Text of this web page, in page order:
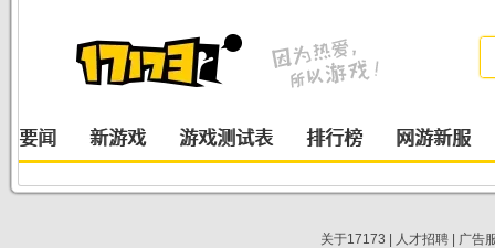
关于17173 人才招聘|
广告